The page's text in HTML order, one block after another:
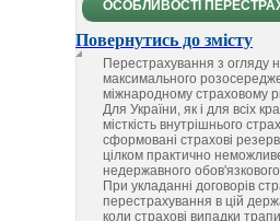
ОСОБЛИВОСТІ
Повернутись до змісту
Перестрахування з огляду
максимального
міжнародному страховому
Для України, як і для всіх
місткість внутрішнього
сформовані страхові
цілком практично
недержавного
При укладанні договорів
перестрахування в цій
коли страхові випадки